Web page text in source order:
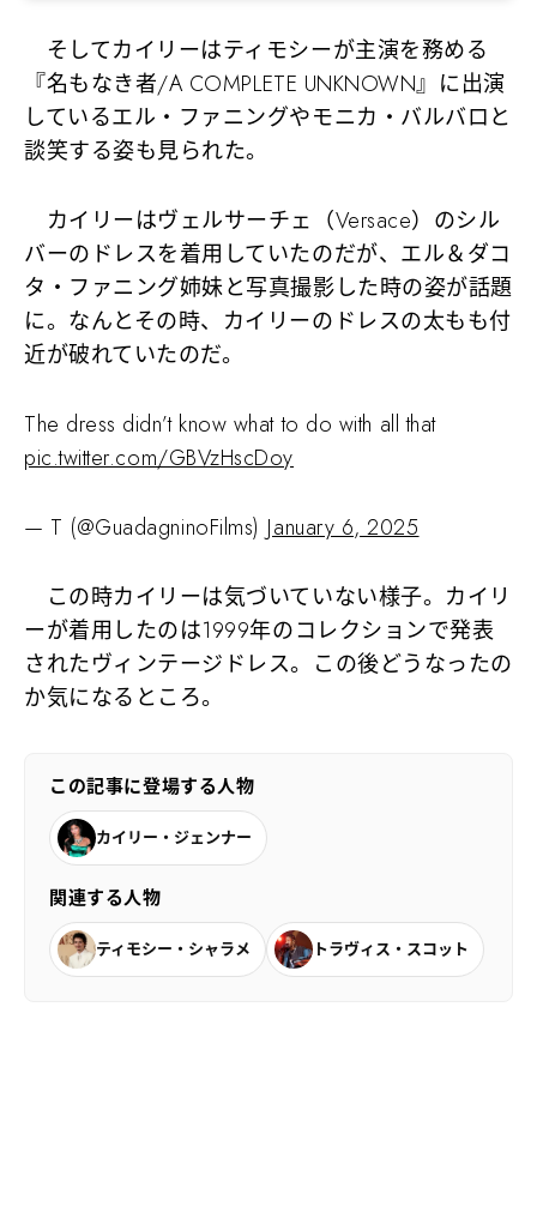
そしてカイリーはティモシーが主演を務める
『名もなき者/A COMPLETE UNKNOWN』に出演
しているエル・ファニングやモニカ・バルバロと
談笑する姿も見られた。
カイリーはヴェルサーチェ（Versace）のシル
バーのドレスを着用していたのだが、エル＆ダコ
タ・ファニング姉妹と写真撮影した時の姿が話題
に。なんとその時、カイリーのドレスの太もも付
近が破れていたのだ。
The dress didn’t know what to do with all that
pic.twitter.com/GBVzHscDoy
— T (@GuadagninoFilms) January 6, 2025
この時カイリーは気づいていない様子。カイリ
ーが着用したのは1999年のコレクションで発表
されたヴィンテージドレス。この後どうなったの
か気になるところ。
この記事に登場する人物
カイリー・ジェンナー
関連する人物
ティモシー・シャラメ トラヴィス・スコット